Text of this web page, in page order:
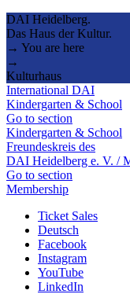
DAI Heidelberg.
Das Haus der Kultur.
→ You are here
→
Kulturhaus
International DAI
Kindergarten & School
Go to section
Kindergarten & School
Freundeskreis des
DAI Heidelberg e. V. /
Go to section
Membership
Ticket Sales
Deutsch
Facebook
Instagram
YouTube
LinkedIn